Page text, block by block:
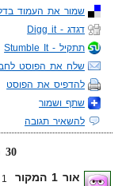
שמור את העמוד
דגדג - Digg it
תתקיל - Stumble It
שלח את הפוסט
להדפיס את הפוסט
שתף ושמור
להשאיר תגובה
30 תגובות... קרא אותן למטה או
אור 1 המקור
1 באוקטובר 2008 בשעה 20:40